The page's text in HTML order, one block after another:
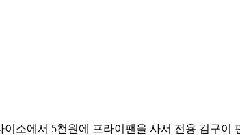
소에서 5천원에 프라이팬을 사서 전용 김구이